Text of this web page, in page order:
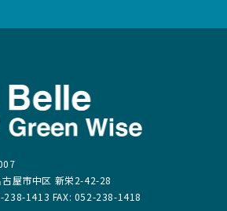
古屋市中区 新栄2-42-28
238-1413 FAX: 052-238-1418